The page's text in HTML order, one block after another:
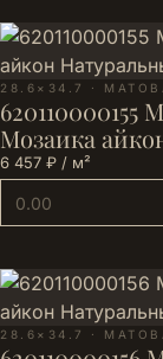
28.6×34.7 ·
Мозаика
6 457 ₽ / м²
28.6×34.7 ·